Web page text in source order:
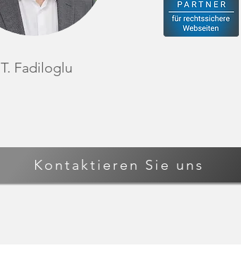
T. Fadiloglu
Kontaktieren Sie uns